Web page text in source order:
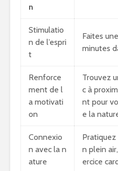
n
Stimulatio
n de l’espri
t
Faites
minutes
Renforce
ment de l
a motivati
on
Trouvez
c à
nt pour
e la
Connexio
n avec la n
ature
n plein
ercice